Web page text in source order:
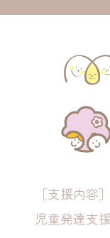
［支援内容］
児童発達支援